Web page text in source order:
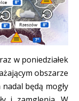
w poniedziałek
obszarze
będą mogły